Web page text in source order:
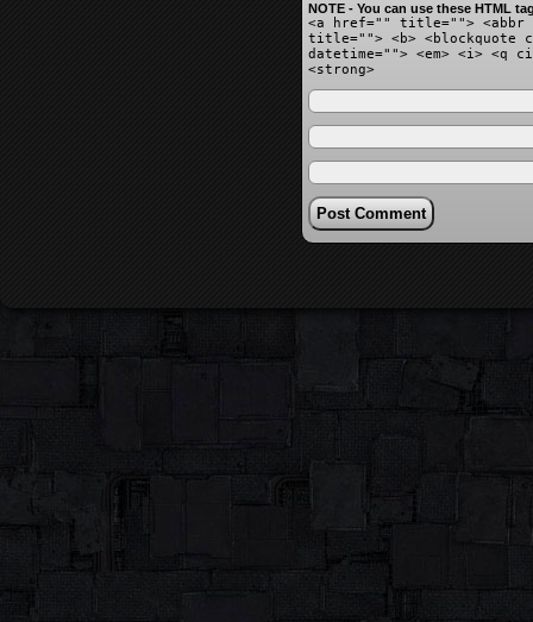
NOTE - You can use these HTML
<a href="" title=""> <abbr
title=""> <b> <blockquote
datetime=""> <em> <i> <q
<strong>